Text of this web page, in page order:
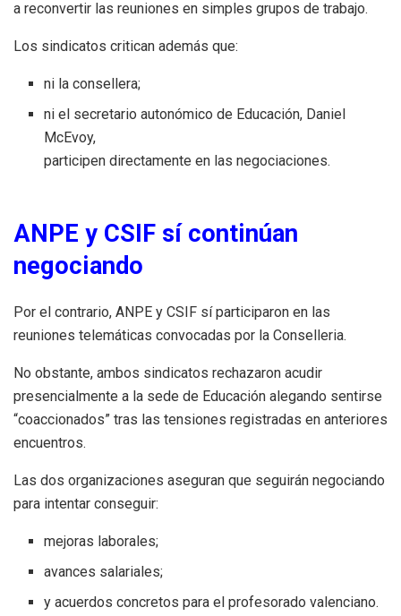
a reconvertir las reuniones en simples grupos de trabajo.
Los sindicatos critican además que:
ni la consellera;
ni el secretario autonómico de Educación, Daniel
McEvoy,
participen directamente en las negociaciones.
ANPE y CSIF sí continúan
negociando
Por el contrario, ANPE y CSIF sí participaron en las
reuniones telemáticas convocadas por la Conselleria.
No obstante, ambos sindicatos rechazaron acudir
presencialmente a la sede de Educación alegando sentirse
“coaccionados” tras las tensiones registradas en anteriores
encuentros.
Las dos organizaciones aseguran que seguirán negociando
para intentar conseguir:
mejoras laborales;
avances salariales;
y acuerdos concretos para el profesorado valenciano.